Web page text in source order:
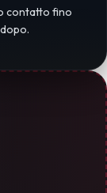
contatto fino